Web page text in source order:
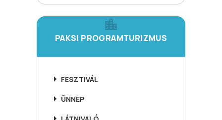
PAKSI PROGRAMTURIZMUS
FESZTIVÁL
ÜNNEP